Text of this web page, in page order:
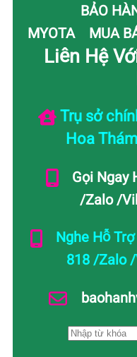
BẢO
MYOTA
MUA
Liên Hệ
Trụ sở
Hoa
Gọi Ngay
/Zalo /
Nghe Hỗ
818 /Zalo